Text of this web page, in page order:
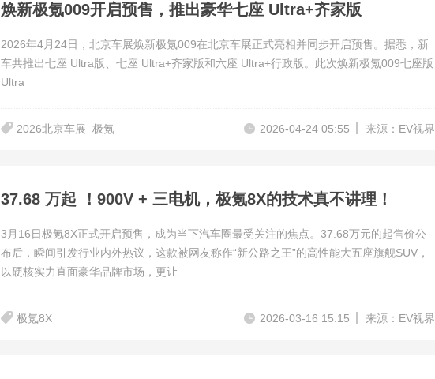
焕新极氪009开启预售，推出豪华七座 Ultra+齐家版
2026年4月24日，北京车展焕新极氪009在北京车展正式亮相并同步开启预售。据悉，新
车共推出七座 Ultra版、七座 Ultra+齐家版和六座 Ultra+行政版。此次焕新极氪009七座版
Ultra
2026北京车展 极氪 来源：EV视界
2026-04-24 05:55
37.68 万起 ！900V + 三电机，极氪8X的技术真不讲理！
3月16日极氪8X正式开启预售，成为当下汽车圈最受关注的焦点。37.68万元的起售价公
布后，瞬间引发行业内外热议，这款被网友称作“新公路之王”的高性能大五座旗舰SUV，
以硬核实力直面豪华品牌市场，更让
极氪8X 来源：EV视界
2026-03-16 15:15